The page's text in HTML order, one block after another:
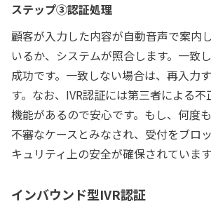
ステップ③認証処理
顧客が入力した内容が自動音声で案内
いるか、システムが照合します。一致
成功です。一致しない場合は、再入力
す。なお、IVR認証には第三者による不
機能があるので安心です。もし、何度
不審なケースとみなされ、受付をブロ
キュリティ上の安全が確保されています
インバウンド型IVR認証